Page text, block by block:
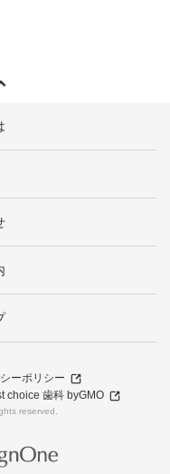
ーポリシー
choice 歯科 byGMO
reserved.